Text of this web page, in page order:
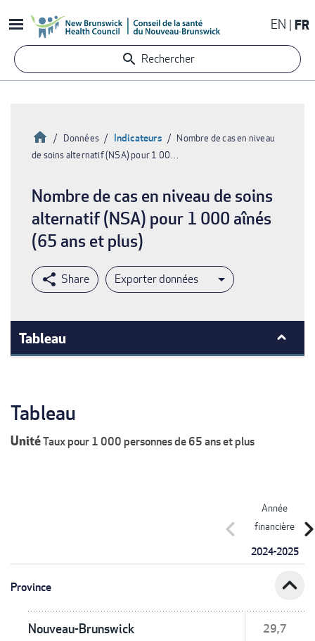
au
contenu
principal
EN FR
Rechercher
d'Ariane
Accueil
Données Indicateurs
Nombre de cas en niveau
de soins alternatif (NSA) pour 1 00…
Nombre de cas en niveau de soins
alternatif (NSA) pour 1 000 aînés
(65 ans et plus)
Exporter données
Tableau
Tableau
UnitéTaux pour 1 000 personnes de 65 ans et plus
Année
financière
2024-2025
chevron_left
Province expand_less
Nouveau-Brunswick 29,7